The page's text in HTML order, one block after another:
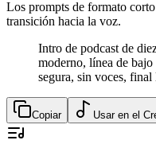
Los prompts de formato
transición hacia la voz.
Intro de podcast de
moderno, línea de
segura, sin voces,
Copiar Usar en el